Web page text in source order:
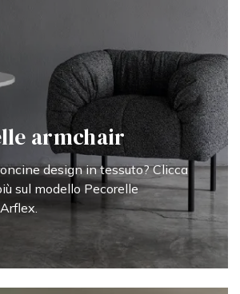
armchair
design in tessuto? Clicca
sul modello Pecorelle